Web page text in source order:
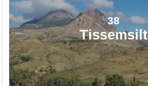
38
Tissemsilt